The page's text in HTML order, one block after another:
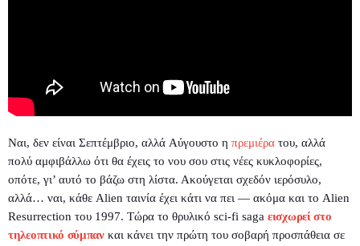
Ναι, δεν είναι Σεπτέμβριο, αλλά Αύγουστο η πρεμιέρα του, αλλά
πολύ αμφιβάλλω ότι θα έχεις το νου σου στις νέες κυκλοφορίες,
οπότε, γι’ αυτό το βάζω στη λίστα. Ακούγεται σχεδόν ιερόσυλο,
αλλά… ναι, κάθε Alien ταινία έχει κάτι να πει — ακόμα και το Alien
Resurrection του 1997. Τώρα το θρυλικό sci-fi saga εισχωρεί στο
τηλεοπτικό σύμπανκαι κάνει την πρώτη του σοβαρή προσπάθεια σε